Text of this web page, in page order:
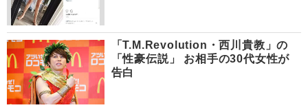
「T.M.Revolution・西川貴教」の
「性豪伝説」 お相手の30代女性が
告白